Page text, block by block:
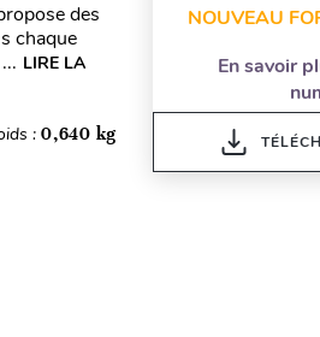
des
chaque
LIRE LA
:0,640 kg
NOUVEAU
En savoir